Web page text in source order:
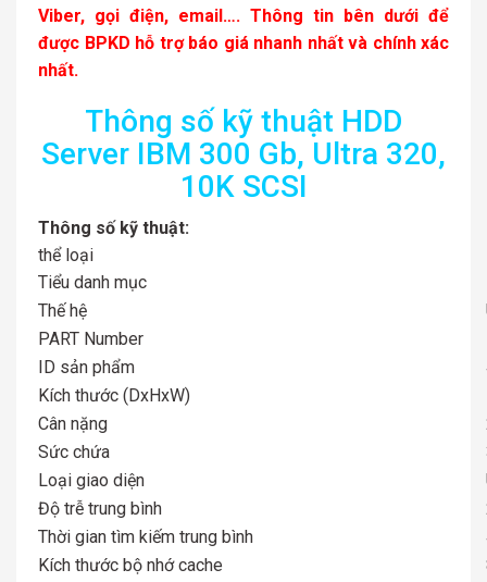
Viber, gọi điện, email…. Thông tin bên dưới để
được BPKD hỗ trợ báo giá nhanh nhất và chính xác
nhất.
Thông số kỹ thuật HDD
Server IBM 300 Gb, Ultra 320,
10K SCSI
Thông số kỹ thuật:
thể loại
Tiểu danh mục
Thế hệ
PART Number
ID sản phẩm
Kích thước (DxHxW)
Cân nặng
Sức chứa
Loại giao diện
Độ trễ trung bình
Thời gian tìm kiếm trung bình
Kích thước bộ nhớ cache